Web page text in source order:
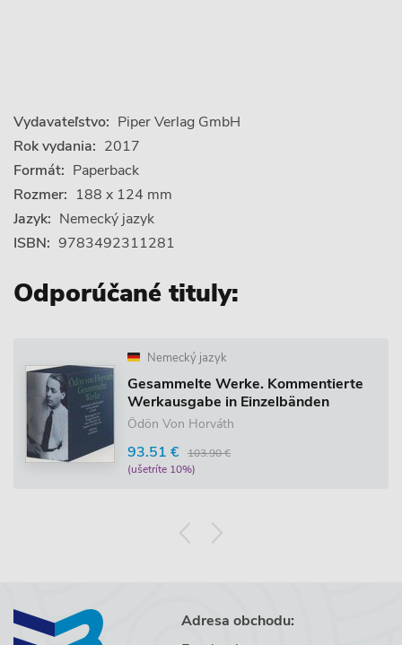
Vydavateľstvo: Piper Verlag GmbH
Rok vydania: 2017
Formát: Paperback
Rozmer: 188 x 124 mm
Jazyk: Nemecký jazyk
ISBN: 9783492311281
Odporúčané tituly:
Nemecký jazyk
Gesammelte Werke. Kommentierte
Werkausgabe in Einzelbänden
Ödön Von Horváth
93.51 € 103.90 €
(ušetríte 10%)
Adresa obchodu: